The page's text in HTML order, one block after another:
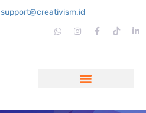
support@creativism.id